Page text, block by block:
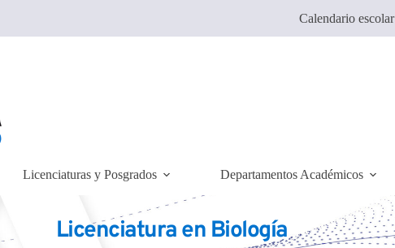
Calendario escolar
Licenciaturas y Posgrados Departamentos Académicos
Licenciatura en Biología